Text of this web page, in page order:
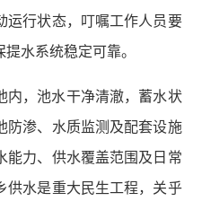
运行状态，叮嘱工作人员要
水系统稳定可靠。
内，池水干净清澈，蓄水状
防渗、水质监测及配套设施
能力、供水覆盖范围及日常
供水是重大民生工程，关乎